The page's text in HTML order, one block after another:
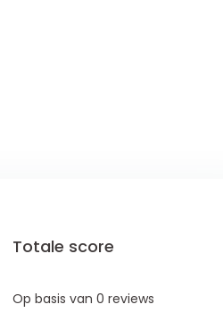
Totale score
Op basis van 0 reviews